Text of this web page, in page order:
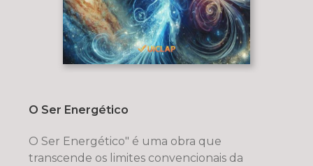
O Ser Energético
O Ser Energético" é uma obra que
transcende os limites convencionais da